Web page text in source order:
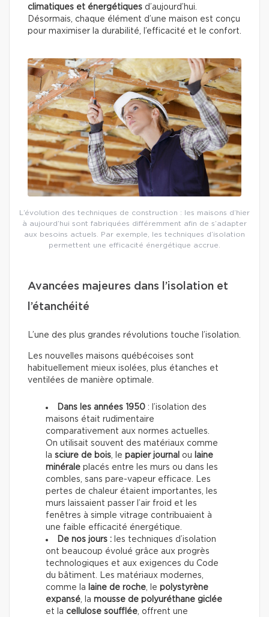
climatiques et énergétiques d’aujourd’hui.
Désormais, chaque élément d’une maison est conçu
pour maximiser la durabilité, l’efficacité et le confort.
L’évolution des techniques de construction : les maisons d’hier
à aujourd’hui sont fabriquées différemment afin de s’adapter
aux besoins actuels. Par exemple, les techniques d’isolation
permettent une efficacité énergétique accrue.
Avancées majeures dans l’isolation et
l’étanchéité
L’une des plus grandes révolutions touche l’isolation.
Les nouvelles maisons québécoises sont
habituellement mieux isolées, plus étanches et
ventilées de manière optimale.
Dans les années 1950 : l’isolation des
maisons était rudimentaire
comparativement aux normes actuelles.
On utilisait souvent des matériaux comme
la sciure de bois, le papier journal ou
laine
minérale placés entre les murs ou dans les
combles, sans pare-vapeur efficace. Les
pertes de chaleur étaient importantes, les
murs laissaient passer l’air froid et les
fenêtres à simple vitrage contribuaient à
une faible efficacité énergétique.
De nos jours : les techniques d’isolation
ont beaucoup évolué grâce aux progrès
technologiques et aux exigences du Code
du bâtiment. Les matériaux modernes,
comme la
laine de roche, le polystyrène
expansé, la mousse de polyuréthane giclée
et la cellulose soufflée, offrent une